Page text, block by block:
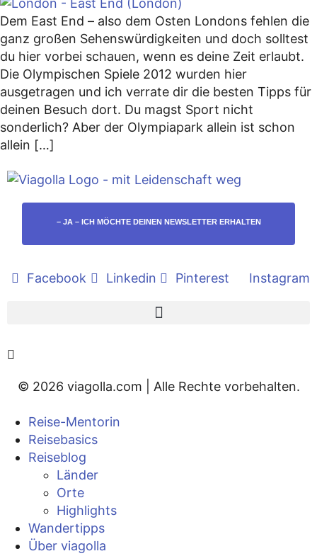
Dem East End – also dem Osten Londons fehlen die
ganz großen Sehenswürdigkeiten und doch solltest
du hier vorbei schauen, wenn es deine Zeit erlaubt.
Die Olympischen Spiele 2012 wurden hier
ausgetragen und ich verrate dir die besten Tipps für
deinen Besuch dort. Du magst Sport nicht
sonderlich? Aber der Olympiapark allein ist schon
allein […]
– JA – ICH MÖCHTE DEINEN NEWSLETTER ERHALTEN
Facebook Linkedin Pinterest Instagram
© 2026 viagolla.com | Alle Rechte vorbehalten.
Reise-Mentorin
Reisebasics
Reiseblog
Länder
Orte
Highlights
Wandertipps
Über viagolla